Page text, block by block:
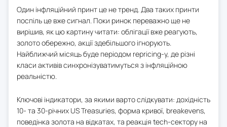
Один інфляційний принт це не тренд. Два таких принти
поспіль це вже сигнал. Поки ринок переважно ще не
вирішив, як цю картину читати: облігації вже реагують,
золото обережно, акції здебільшого ігнорують.
Найближчий місяць буде періодом repricing-у, де різні
класи активів синхронізуватимуться з інфляційною
реальністю.
Ключові індикатори, за якими варто слідкувати: дохідність
10- та 30-річних US Treasuries, форма кривої, breakevens,
поведінка золота на відкатах, та реакція tech-сектору на